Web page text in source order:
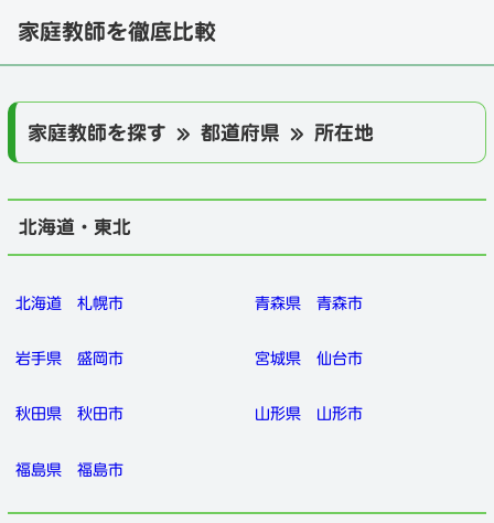
家庭教師を徹底比較
家庭教師を探す » 都道府県 » 所在地
北海道・東北
北海道 札幌市 青森県 青森市
岩手県 盛岡市 宮城県 仙台市
秋田県 秋田市 山形県 山形市
福島県 福島市